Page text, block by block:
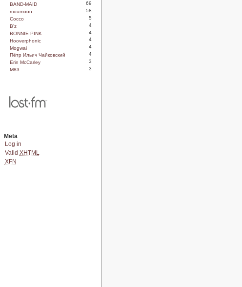
BAND-MAID
69
moumoon
58
Cocco
5
B'z
4
BONNIE PINK
4
Hooverphonic
4
Mogwai
4
Пётр Ильич Чайковский
4
Erin McCarley
3
M83
3
Meta
Log in
Valid XHTML
XFN